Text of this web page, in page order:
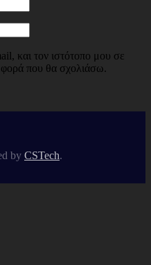
και τον ιστότοπο μου σε
φορά που θα σχολιάσω.
by CSTech.